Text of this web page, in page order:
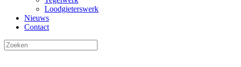
Loodgieterswerk
Nieuws
Contact